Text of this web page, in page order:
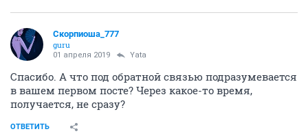
Скорпиоша_777
guru
01 апреля 2019 Yata
Спасибо. А что под обратной связью подразумевается
в вашем первом посте? Через какое-то время,
получается, не сразу?
ОТВЕТИТЬ